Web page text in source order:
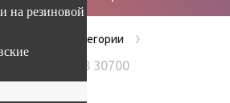
Без категории ›
1x4 м 1039 8 30700
на резиновой